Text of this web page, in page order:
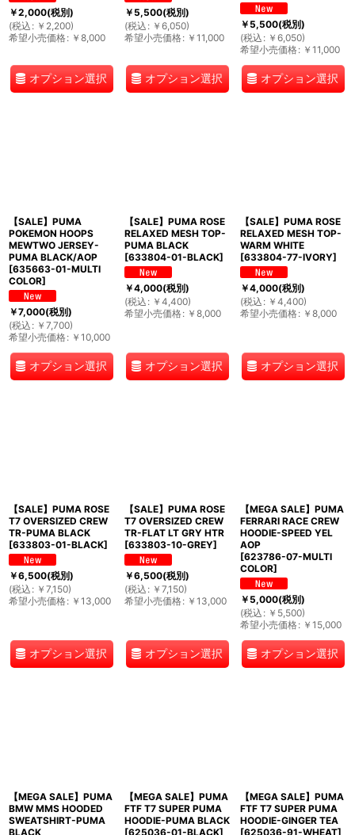
￥2,000(税別)
(税込 : ￥ 2,200)
希望小売価格: ￥ 8,000
オプション選択
￥5,500(税別)
(税込 : ￥ 6,050)
希望小売価格: ￥ 11,000
オプション選択
￥5,500(税別)
(税込 : ￥ 6,050)
希望小売価格: ￥ 11,000
オプション選択
【SALE】PUMA
POKEMON HOOPS
MEWTWO JERSEY-
PUMA BLACK/AOP
[635663-01-MULTI
COLOR]
￥7,000(税別)
(税込 : ￥ 7,700)
希望小売価格: ￥ 10,000
オプション選択
【SALE】PUMA ROSE
RELAXED MESH TOP-
PUMA BLACK
[633804-01-BLACK]
￥4,000(税別)
(税込 : ￥ 4,400)
希望小売価格: ￥ 8,000
オプション選択
【SALE】PUMA ROSE
RELAXED MESH TOP-
WARM WHITE
[633804-77-IVORY]
￥4,000(税別)
(税込 : ￥ 4,400)
希望小売価格: ￥ 8,000
オプション選択
【SALE】PUMA ROSE
T7 OVERSIZED CREW
TR-PUMA BLACK
[633803-01-BLACK]
￥6,500(税別)
(税込 : ￥ 7,150)
希望小売価格: ￥ 13,000
オプション選択
【SALE】PUMA ROSE
T7 OVERSIZED CREW
TR-FLAT LT GRY HTR
[633803-10-GREY]
￥6,500(税別)
(税込 : ￥ 7,150)
希望小売価格: ￥ 13,000
オプション選択
【MEGA SALE】PUMA
FERRARI RACE CREW
HOODIE-SPEED YEL
AOP
[623786-07-MULTI
COLOR]
￥5,000(税別)
(税込 : ￥ 5,500)
希望小売価格: ￥ 15,000
オプション選択
【MEGA SALE】PUMA
BMW MMS HOODED
SWEATSHIRT-PUMA
BLACK
【MEGA SALE】PUMA
FTF T7 SUPER PUMA
HOODIE-PUMA BLACK
[625036-01-BLACK]
【MEGA SALE】PUMA
FTF T7 SUPER PUMA
HOODIE-GINGER TEA
[625036-91-WHEAT]